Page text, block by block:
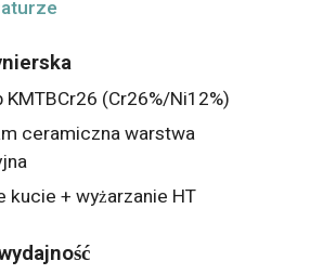
KMTBCr26 (Cr26%/Ni12%)
ceramiczna warstwa
kucie + wyżarzanie HT